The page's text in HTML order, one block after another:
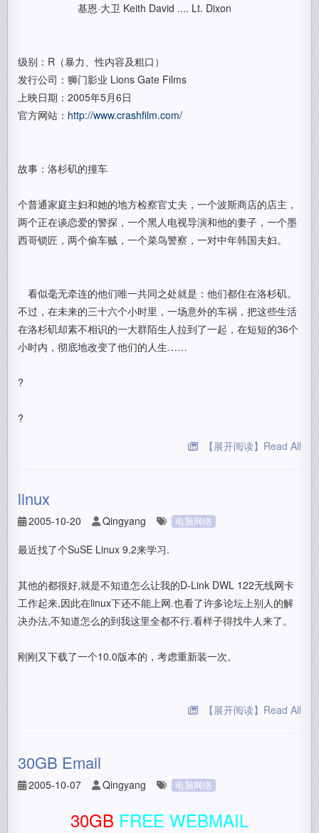
基恩·大卫 Keith David .... Lt. Dixon
级别：R（暴力、性内容及粗口）
发行公司：狮门影业 Lions Gate Films
上映日期：2005年5月6日
官方网站： http://www.crashfilm.com/
故事：洛杉矶的撞车
个普通家庭主妇和她的地方检察官丈夫，一个波斯商店的店主，
两个正在谈恋爱的警探，一个黑人电视导演和他的妻子，一个墨
西哥锁匠，两个偷车贼，一个菜鸟警察，一对中年韩国夫妇。
看似毫无牵连的他们唯一共同之处就是：他们都住在洛杉矶。
不过，在未来的三十六个小时里，一场意外的车祸，把这些生活
在洛杉矶却素不相识的一大群陌生人拉到了一起，在短短的36个
小时内，彻底地改变了他们的人生……
?
?
【展开阅读】Read All
linux
2005-10-20 Qingyang 电脑网络
最近找了个SuSE Linux 9.2来学习.
其他的都很好,就是不知道怎么让我的D-Link DWL 122无线网卡
工作起来,因此在linux下还不能上网.也看了许多论坛上别人的解
决办法,不知道怎么的到我这里全都不行.看样子得找牛人来了。
刚刚又下载了一个10.0版本的，考虑重新装一次。
【展开阅读】Read All
30GB Email
2005-10-07 Qingyang 电脑网络
30GB FREE WEBMAIL